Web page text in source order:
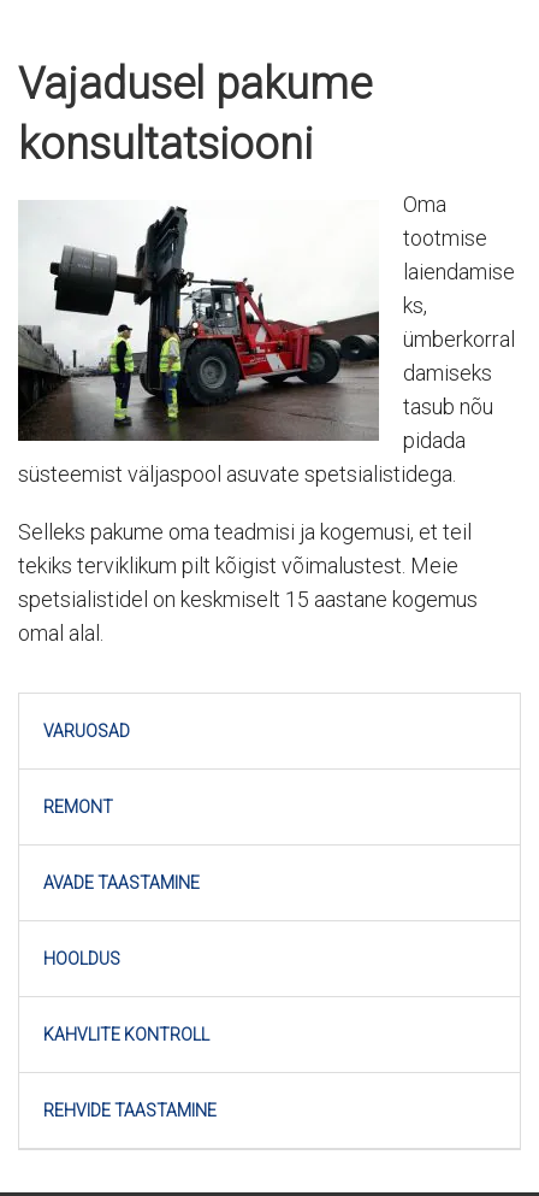
Vajadusel pakume
konsultatsiooni
Oma
tootmise
laiendamise
ks,
ümberkorral
damiseks
tasub nõu
pidada
süsteemist väljaspool asuvate spetsialistidega.
Selleks pakume oma teadmisi ja kogemusi, et teil
tekiks terviklikum pilt kõigist võimalustest. Meie
spetsialistidel on keskmiselt 15 aastane kogemus
omal alal.
VARUOSAD
REMONT
AVADE TAASTAMINE
HOOLDUS
KAHVLITE KONTROLL
REHVIDE TAASTAMINE